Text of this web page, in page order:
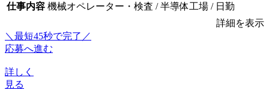
仕事内容 機械オペレーター・検査 / 半導体工場 / 日勤
詳細を表示
＼最短45秒で完了／
応募へ進む
詳しく
見る